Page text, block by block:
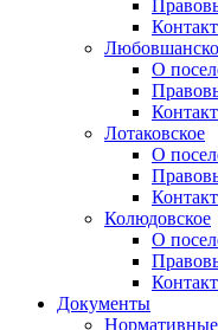
О
Лотаковское
О
Колюдовское
О
Документы